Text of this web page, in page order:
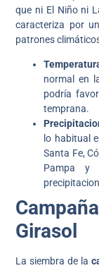
que ni El Niño ni
caracteriza por
patrones
normal en
podría
temprana.
lo habitual
Santa Fe,
Pampa y
Girasol
La siembra de la